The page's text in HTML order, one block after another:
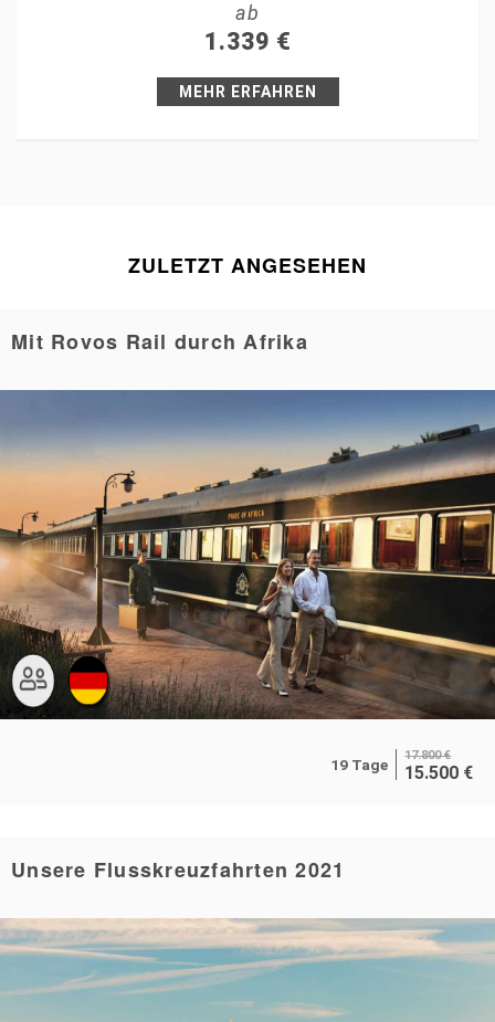
ab
1.339 €
MEHR ERFAHREN
ZULETZT ANGESEHEN
Mit Rovos Rail durch Afrika
19 Tage
17.800 €
15.500 €
Unsere Flusskreuzfahrten 2021